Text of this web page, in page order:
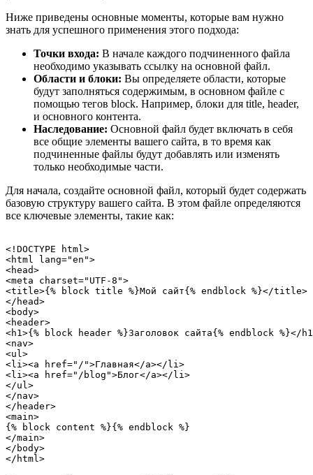
Ниже приведены основные моменты, которые вам нужно
знать для успешного применения этого подхода:
Точки входа: В начале каждого подчиненного файла
необходимо указывать ссылку на основной файл.
Области и блоки: Вы определяете области, которые
будут заполняться содержимым, в основном файле с
помощью тегов block. Например, блоки для title, header,
и основного контента.
Наследование: Основной файл будет включать в себя
все общие элементы вашего сайта, в то время как
подчиненные файлы будут добавлять или изменять
только необходимые части.
Для начала, создайте основной файл, который будет содержать
базовую структуру вашего сайта. В этом файле определяются
все ключевые элементы, такие как:
<!DOCTYPE html>
<html lang="en">
<head>
<meta charset="UTF-8">
<title>{% block title %}Мой сайт{% endblock %}</title>
</head>
<body>
<header>
<h1>{% block header %}Заголовок сайта{% endblock %}</
<nav>
<ul>
<li><a href="/">Главная</a></li>
<li><a href="/blog">Блог</a></li>
</ul>
</nav>
</header>
<main>
{% block content %}{% endblock %}
</main>
</body>